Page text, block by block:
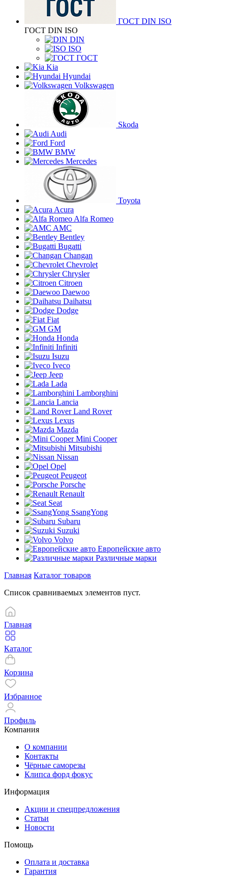
ГОСТ DIN ISO
ГОСТ DIN ISO
DIN
ISO
ГОСТ
Kia
Hyundai
Volkswagen
Skoda
Audi
Ford
BMW
Mercedes
Toyota
Acura
Alfa Romeo
AMC
Bentley
Bugatti
Changan
Chevrolet
Chrysler
Citroen
Daewoo
Daihatsu
Dodge
Fiat
GM
Honda
Infiniti
Isuzu
Iveco
Jeep
Lada
Lamborghini
Lancia
Land Rover
Lexus
Mazda
Mini Cooper
Mitsubishi
Nissan
Opel
Peugeot
Porsche
Renault
Seat
SsangYong
Subaru
Suzuki
Volvo
Европейские авто
Различные марки
Главная Каталог товаров
Список сравниваемых элементов пуст.
Главная
Каталог
Корзина
Избранное
Профиль
Компания
О компании
Контакты
Чёрные саморезы
Клипса форд фокус
Информация
Акции и спецпредложения
Статьи
Новости
Помощь
Оплата и доставка
Гарантия